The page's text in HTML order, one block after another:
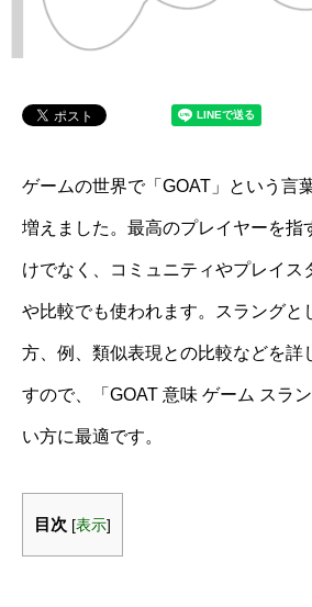
ゲームの世界で「GOAT」という言
増えました。最高のプレイヤーを指
けでなく、コミュニティやプレイス
や比較でも使われます。スラングと
方、例、類似表現との比較などを詳
すので、「GOAT 意味 ゲーム スラ
い方に最適です。
目次 [表示]